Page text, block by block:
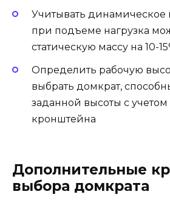
Учитывать динамическое
при подъеме нагрузка
статическую массу на 10-
Определить рабочую
выбрать домкрат,
заданной высоты с
кронштейна
Дополнительные
выбора домкрата